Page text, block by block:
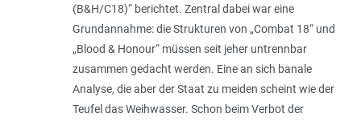
(B&H/C18)“ berichtet. Zentral dabei war eine
Grundannahme: die Strukturen von „Combat 18“ und
„Blood & Honour“ müssen seit jeher untrennbar
zusammen gedacht werden. Eine an sich banale
Analyse, die aber der Staat zu meiden scheint wie der
Teufel das Weihwasser. Schon beim Verbot der